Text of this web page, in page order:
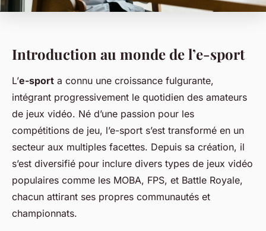
Introduction au monde de l’e-sport
L’e-sport a connu une croissance fulgurante,
intégrant progressivement le quotidien des amateurs
de jeux vidéo. Né d’une passion pour les
compétitions de jeu, l’e-sport s’est transformé en un
secteur aux multiples facettes. Depuis sa création, il
s’est diversifié pour inclure divers types de jeux vidéo
populaires comme les MOBA, FPS, et Battle Royale,
chacun attirant ses propres communautés et
championnats.